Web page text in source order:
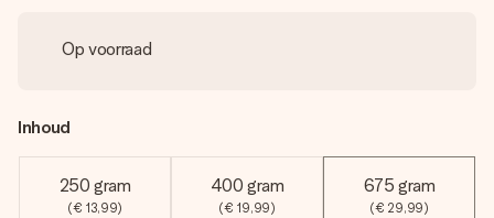
Op voorraad
Inhoud
250 gram
(€ 13,99)
400 gram
(€ 19,99)
675 gram
(€ 29,99)